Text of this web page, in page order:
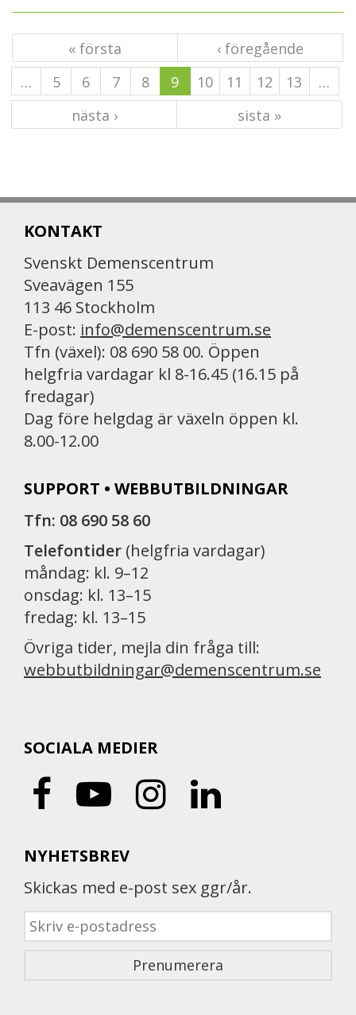
« första
‹ föregående
…
5 6 7 8 9 10 11 12 13
…
nästa ›
sista »
KONTAKT
Svenskt Demenscentrum
Sveavägen 155
113 46 Stockholm
E-post: info@demenscentrum.se
Tfn (växel): 08 690 58 00. Öppen
helgfria vardagar kl 8-16.45 (16.15 på
fredagar)
Dag före helgdag är växeln öppen kl.
8.00-12.00
SUPPORT • WEBBUTBILDNINGAR
Tfn: 08 690 58 60
Telefontider (helgfria vardagar)
måndag: kl. 9–12
onsdag: kl. 13–15
fredag: kl. 13–15
Övriga tider, mejla din fråga till:
webbutbildningar@demenscentrum.se
SOCIALA MEDIER
NYHETSBREV
Skickas med e-post sex ggr/år.